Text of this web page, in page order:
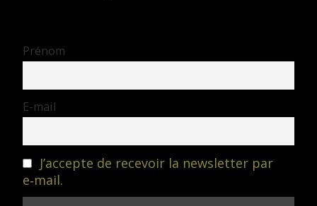
Prénom
E-mail
J’accepte de recevoir la newsletter par
e‑mail.